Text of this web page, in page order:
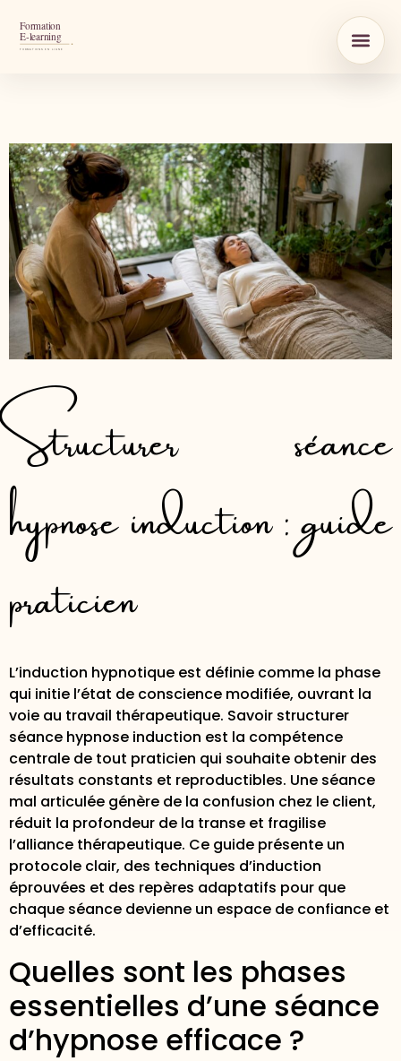
Structurer séance
hypnose induction : guide
praticien
L’induction hypnotique est définie comme la phase
qui initie l’état de conscience modifiée, ouvrant la
voie au travail thérapeutique. Savoir structurer
séance hypnose induction est la compétence
centrale de tout praticien qui souhaite obtenir des
résultats constants et reproductibles. Une séance
mal articulée génère de la confusion chez le client,
réduit la profondeur de la transe et fragilise
l’alliance thérapeutique. Ce guide présente un
protocole clair, des techniques d’induction
éprouvées et des repères adaptatifs pour que
chaque séance devienne un espace de confiance et
d’efficacité.
Quelles sont les phases
essentielles d’une séance
d’hypnose efficace ?